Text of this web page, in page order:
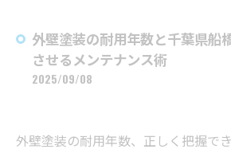
外壁塗装の耐用年数と千葉県船
させるメンテナンス術
2025/09/08
外壁塗装の耐用年数、正しく把握で